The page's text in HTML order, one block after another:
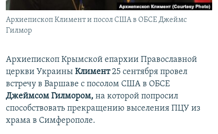
УКРАИНСКАЯ ПРОБЛЕМА КРЫМА
Все сайты RFE/RL
Архиепископ Климент и посол США в ОБСЕ Джеймс
Гилмор
Архиепископ Крымской епархии Православной
церкви Украины Климент25 сентября провел
встречу в Варшаве с посолом США в ОБСЕ
Джеймсом Гилмором, на которой попросил
способствовать прекращению выселения ПЦУ из
храма в Симферополе.